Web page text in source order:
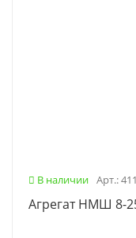
В наличии Арт.:
Агрегат НМШ 8-